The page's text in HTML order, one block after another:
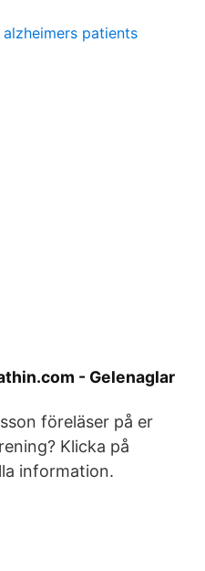
patients
- Gelenaglar
föreläser på er
Klicka på
information.